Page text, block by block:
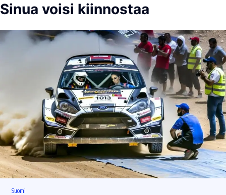
Sinua voisi kiinnostaa
Suomi